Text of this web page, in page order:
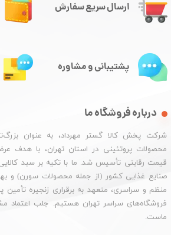
ارسال سریع سفارش
درباره فروشگاه ما
شرکت پخش کالا گستر مهرداد، به عنوان
محصولات پروتئینی در استان تهران، با هدف
قیمت رقابتی تأسیس شد. ما با تکیه بر سبد کالایی
صنایع غذایی کشور (از جمله محصولات سورن) و
منظم و سراسری، متعهد به برقراری زنجیره تأمین
فروشگاه‌های سراسر تهران هستیم. جلب اعتماد
ماست.
پشتیبانی و مشاوره